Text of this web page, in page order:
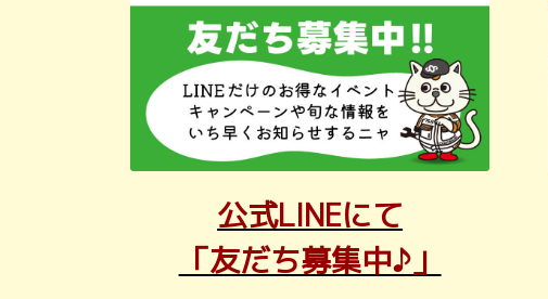
公式LINEにて
「友だち募集中♪」